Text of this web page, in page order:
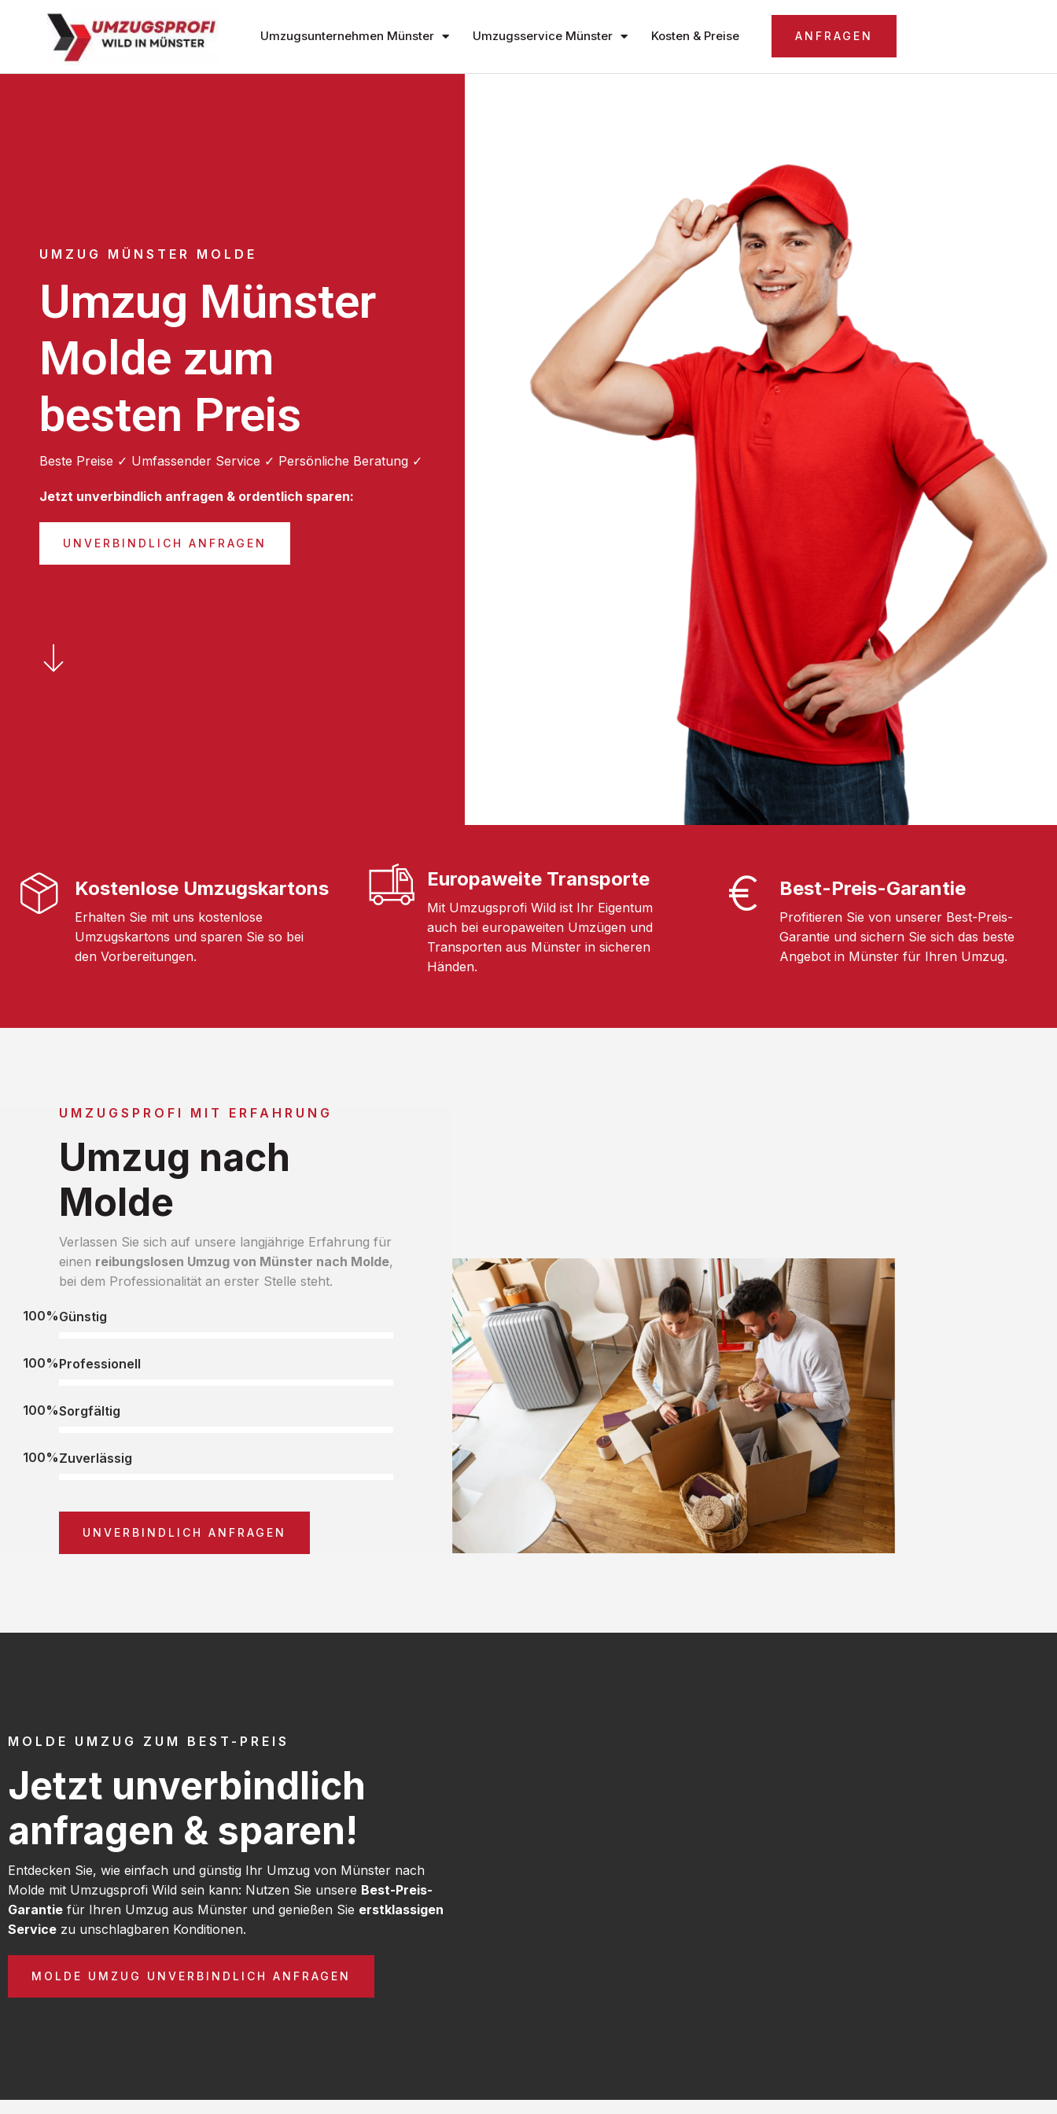
Umzugsunternehmen Münster Umzugsservice Münster Kosten & Preise ANFRAGEN
UMZUG MÜNSTER MOLDE
Umzug Münster
Molde zum
besten Preis
Beste Preise ✓ Umfassender Service ✓ Persönliche Beratung ✓
Jetzt unverbindlich anfragen & ordentlich sparen:
UNVERBINDLICH ANFRAGEN
Kostenlose Umzugskartons
Erhalten Sie mit uns kostenlose
Umzugskartons und sparen Sie so bei
den Vorbereitungen.
Europaweite Transporte
Mit Umzugsprofi Wild ist Ihr Eigentum
auch bei europaweiten Umzügen und
Transporten aus Münster in sicheren
Händen.
Best-Preis-Garantie
Profitieren Sie von unserer Best-Preis-
Garantie und sichern Sie sich das beste
Angebot in Münster für Ihren Umzug.
UMZUGSPROFI MIT ERFAHRUNG
Umzug nach
Molde
Verlassen Sie sich auf unsere langjährige Erfahrung für
einen reibungslosen Umzug von Münster nach Molde,
bei dem Professionalität an erster Stelle steht.
Günstig
100%
Professionell
100%
Sorgfältig
100%
Zuverlässig
100%
UNVERBINDLICH ANFRAGEN
MOLDE UMZUG ZUM BEST-PREIS
Jetzt unverbindlich
anfragen & sparen!
Entdecken Sie, wie einfach und günstig Ihr Umzug von Münster nach
Molde mit Umzugsprofi Wild sein kann: Nutzen Sie unsere Best-Preis-
Garantie für Ihren Umzug aus Münster und genießen Sie erstklassigen
Service zu unschlagbaren Konditionen.
MOLDE UMZUG UNVERBINDLICH ANFRAGEN